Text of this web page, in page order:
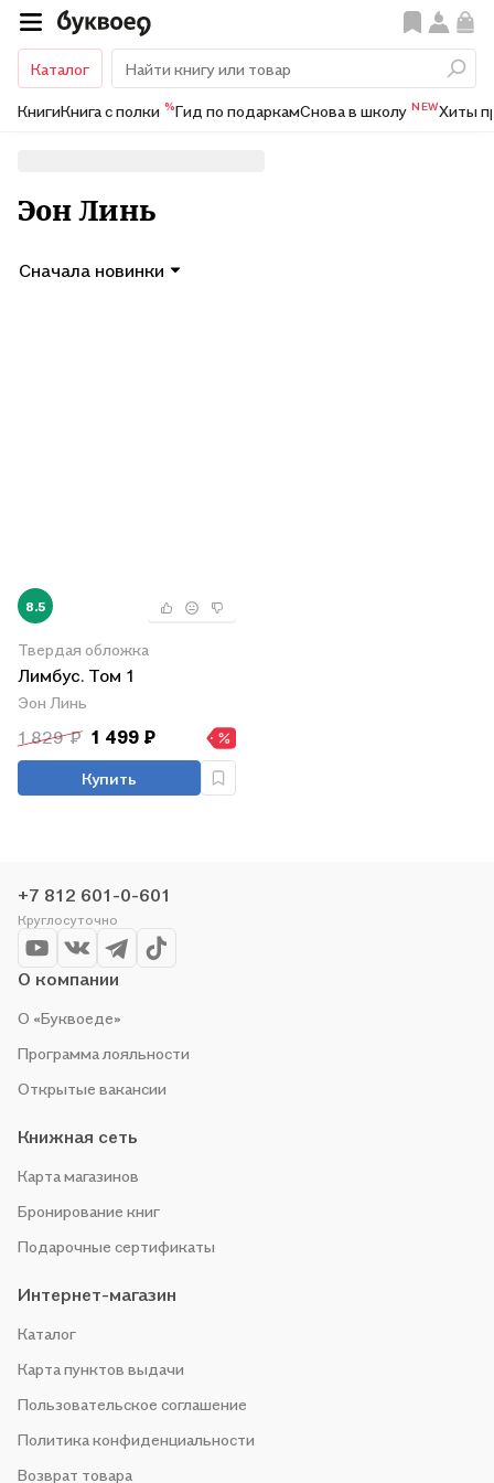
Каталог
КнигиКнига с полки %Гид по подаркамСнова в школу NEWХиты
Эон Линь
Сначала новинки
8.5
Твердая обложка
Лимбус. Том 1
Эон Линь
1 829 ₽ 1 499 ₽
Купить
+7 812 601-0-601
Круглосуточно
О компании
О «Буквоеде»
Программа лояльности
Открытые вакансии
Книжная сеть
Карта магазинов
Бронирование книг
Подарочные сертификаты
Интернет-магазин
Каталог
Карта пунктов выдачи
Пользовательское соглашение
Политика конфиденциальности
Возврат товара